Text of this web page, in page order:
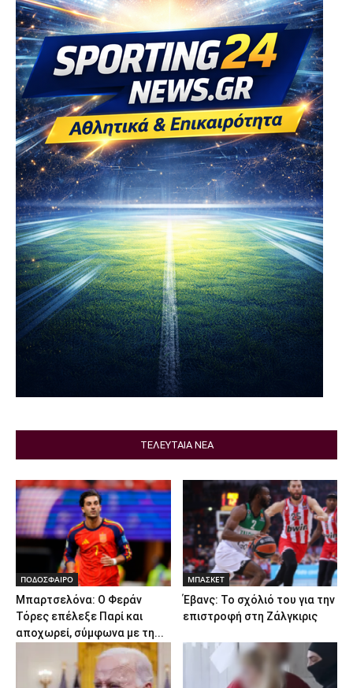
ΤΕΛΕΥΤΑΙΑ ΝΕΑ
ΠΟΔΟΣΦΑΙΡΟ
Μπαρτσελόνα: Ο Φεράν
Τόρες επέλεξε Παρί και
αποχωρεί, σύμφωνα με τη...
ΜΠΑΣΚΕΤ
Έβανς: Το σχόλιό του για την
επιστροφή στη Ζάλγκιρις